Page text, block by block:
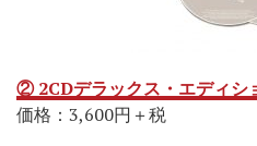
② 2CDデラックス・エディ
価格：3,600円＋税